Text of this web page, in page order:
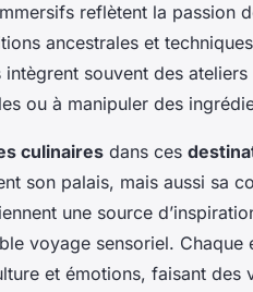
reflètent la passion
ancestrales et
souvent des ateliers
ou à manipuler des
culinaires dans ces
son palais, mais aussi sa
une source
voyage sensoriel. Chaque
et émotions, faisant des